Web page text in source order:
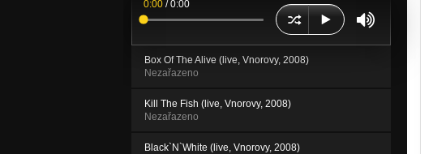
0:00 /0:00
Box Of The Alive (live, Vnorovy, 2008)
Nezařazeno
Kill The Fish (live, Vnorovy, 2008)
Nezařazeno
Black`N`White (live, Vnorovy, 2008)